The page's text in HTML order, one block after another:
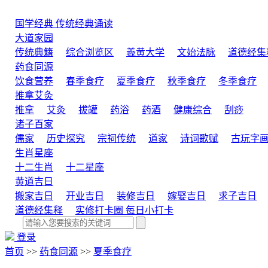
国学经典 传统经典诵读
大道家园
传统典籍
综合浏览区 羲黄大学 文始法脉
道德经集
药食同源
饮食营养
春季食疗 夏季食疗 秋季食疗 冬季食疗
推拿艾灸
推拿
艾灸 拔罐 药浴 药酒 健康综合
刮痧
诸子百家
儒家
历史探究 宗祠传统 道家 诗词歌赋 古玩字画
生肖星座
十二生肖
十二星座
黄道吉日
搬家吉日
开业吉日 装修吉日 嫁娶吉日
求子吉日
道德经集释
实修打卡圈 每日小打卡
登录
首页 >> 药食同源 >> 夏季食疗